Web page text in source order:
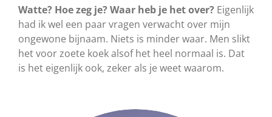
Watte? Hoe zeg je? Waar heb je het over? Eigenlijk
had ik wel een paar vragen verwacht over mijn
ongewone bijnaam. Niets is minder waar. Men slikt
het voor zoete koek alsof het heel normaal is. Dat
is het eigenlijk ook, zeker als je weet waarom.